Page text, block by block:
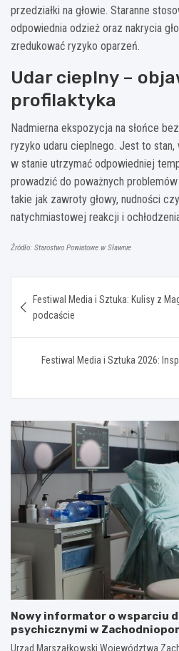
przedziałki na głowie. Staranne
odpowiednia odzież oraz nakrycia
zredukować ryzyko oparzeń.
Udar cieplny –
profilaktyka
Nadmierna ekspozycja na słońce
ryzyko udaru cieplnego. Jest to
w stanie utrzymać odpowiedniej
prowadzić do poważnych
takie jak zawroty głowy, nudności
natychmiastowej reakcji i
Źródło: Starostwo Powiatowe w Sławnie
wpisu
Festiwal Media i Sztuka: Kulisy z
podcaście
Festiwal Media i Sztuka 2026:
Nowy informator o wsparciu
psychicznymi w
Urząd Marszałkowski Województwa